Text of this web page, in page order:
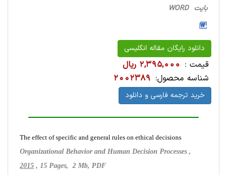
بایت WORD
دانلود رایگان مقاله انگلیسی
قیمت : 2,395,000 ریال
شناسه محصول: 2002389
خرید ترجمه فارسی و دانلود
The effect of specific and general rules on ethical decisions
Organizational Behavior and Human Decision Processes ,
2015 , 15 Pages, 2 Mb, PDF